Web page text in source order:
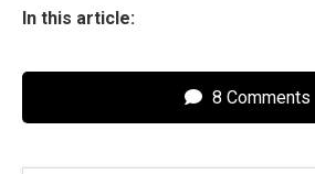
In this article:
8 Comments